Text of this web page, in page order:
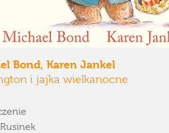
Bond, Karen Jankel
i jajka wielkanocne